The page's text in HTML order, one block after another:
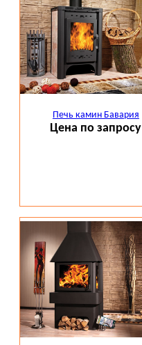
Печь камин Бавария
Цена по запросу